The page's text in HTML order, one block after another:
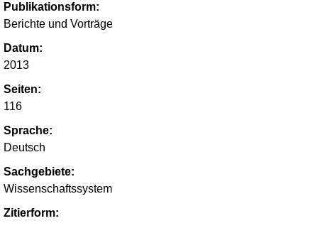
Publikationsform:
Berichte und Vorträge
Datum:
2013
Seiten:
116
Sprache:
Deutsch
Sachgebiete:
Wissenschaftssystem
Zitierform: